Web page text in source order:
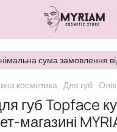
сума замовлення
косметика Для губ
губ Topface
магазині